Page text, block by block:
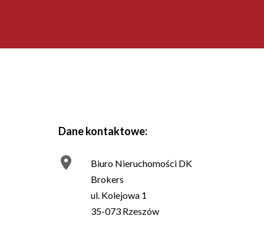
Dane kontaktowe:
Biuro Nieruchomości DK
Brokers
ul. Kolejowa 1
35-073 Rzeszów